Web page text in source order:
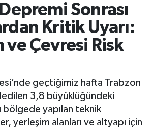
Sonrası
Kritik Uyarı:
ve Çevresi Risk
geçtiğimiz hafta Trabzon
3,8 büyüklüğündeki
bölgede yapılan teknik
yerleşim alanları ve altyapı için
Haberleri